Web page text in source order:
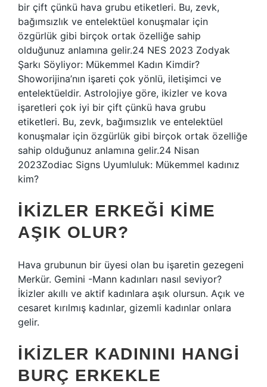
bir çift çünkü hava grubu etiketleri. Bu, zevk,
bağımsızlık ve entelektüel konuşmalar için
özgürlük gibi birçok ortak özelliğe sahip
olduğunuz anlamına gelir.24 NES 2023 Zodyak
Şarkı Söyliyor: Mükemmel Kadın Kimdir?
Showorijina’nın işareti çok yönlü, iletişimci ve
entelektüeldir. Astrolojiye göre, ikizler ve kova
işaretleri çok iyi bir çift çünkü hava grubu
etiketleri. Bu, zevk, bağımsızlık ve entelektüel
konuşmalar için özgürlük gibi birçok ortak özelliğe
sahip olduğunuz anlamına gelir.24 Nisan
2023Zodiac Signs Uyumluluk: Mükemmel kadınız
kim?
İKIZLER ERKEĞI KIME
AŞIK OLUR?
Hava grubunun bir üyesi olan bu işaretin gezegeni
Merkür. Gemini -Mann kadınları nasıl seviyor?
İkizler akıllı ve aktif kadınlara aşık olursun. Açık ve
cesaret kırılmış kadınlar, gizemli kadınlar onlara
gelir.
İKIZLER KADININI HANGI
BURÇ ERKEKLE